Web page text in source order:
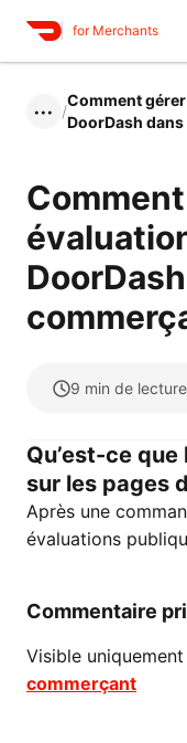
for Merchants
••• /
Comment
DoorDash
9 min de lecture
Qu’est-ce
sur les pages
Après une
évaluations
Commentaire
Visible
commerçant